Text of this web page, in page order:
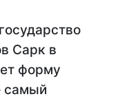
Сарк в
форму
самый